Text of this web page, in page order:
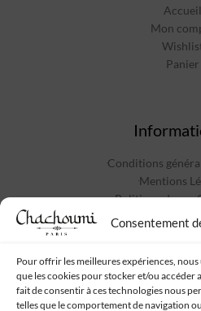
Consentement
Pour offrir les meilleures expériences,
que les cookies pour stocker et/ou accéder
fait de consentir à ces technologies nous
telles que le comportement de navigation
Accueil
Mon
Panier
Conditions
Mentions
Politique de
Contact
Suivez-